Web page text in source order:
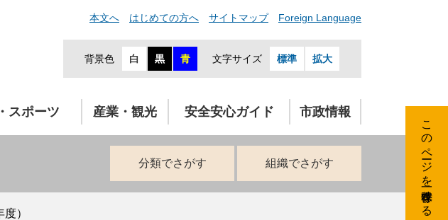
本文へ はじめての方へ サイトマップ Foreign Language
背景色 白 黒 青 文字サイズ 標準 拡大
スポーツ 産業・観光 安全安心ガイド 市政情報
分類でさがす 組織でさがす
）
このページを一時保存する